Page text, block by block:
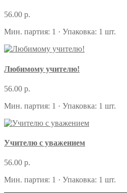
56.00 р.
Мин. партия: 1 · Упаковка: 1 шт.
Любимому учителю!
56.00 р.
Мин. партия: 1 · Упаковка: 1 шт.
Учителю с уважением
56.00 р.
Мин. партия: 1 · Упаковка: 1 шт.